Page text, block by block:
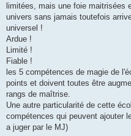
limitées, mais une foie maitrisées
univers sans jamais toutefois
universel !
Ardue !
Limité !
Fiable !
les 5 compétences de magie de
points et doivent toutes être
rangs de maîtrise.
Une autre particularité de cette
compétences qui peuvent ajouter
a juger par le MJ)